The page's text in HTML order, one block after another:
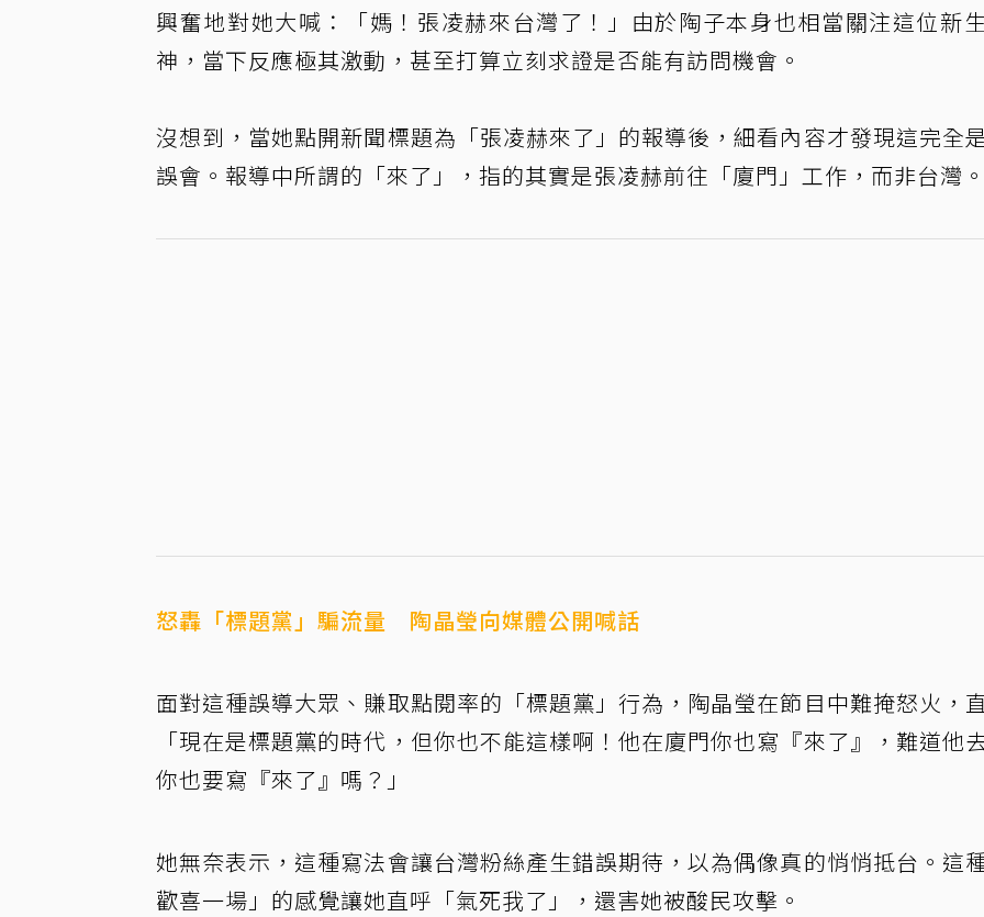
興奮地對她大喊：「媽！張凌赫來台灣了！」由於陶子本身也相當關注這位新
神，當下反應極其激動，甚至打算立刻求證是否能有訪問機會。
沒想到，當她點開新聞標題為「張凌赫來了」的報導後，細看內容才發現這完全
誤會。報導中所謂的「來了」，指的其實是張凌赫前往「廈門」工作，而非台灣。
怒轟「標題黨」騙流量 陶晶瑩向媒體公開喊話
面對這種誤導大眾、賺取點閱率的「標題黨」行為，陶晶瑩在節目中難掩怒火，
「現在是標題黨的時代，但你也不能這樣啊！他在廈門你也寫『來了』，難道他
你也要寫『來了』嗎？」
她無奈表示，這種寫法會讓台灣粉絲產生錯誤期待，以為偶像真的悄悄抵台。這
歡喜一場」的感覺讓她直呼「氣死我了」，還害她被酸民攻擊。